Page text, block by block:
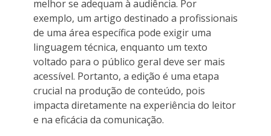
melhor se adequam à audiência. Por
exemplo, um artigo destinado a profissionais
de uma área específica pode exigir uma
linguagem técnica, enquanto um texto
voltado para o público geral deve ser mais
acessível. Portanto, a edição é uma etapa
crucial na produção de conteúdo, pois
impacta diretamente na experiência do leitor
e na eficácia da comunicação.